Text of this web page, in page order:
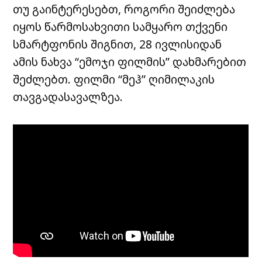
თუ გაინტერესებთ, როგორი შეიძლება
იყოს წარმოსახვითი სამყარო თქვენი
სმარტფონის შიგნით, 28 ივლისიდან
ამის ნახვა “ემოჯი ფილმის” დახმარებით
შეძლებთ. ფილმი “მეჰ” ღიმილაკის
თავგადასავალზეა.